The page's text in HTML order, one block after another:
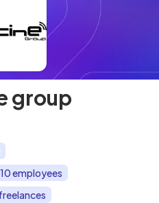
group
employees